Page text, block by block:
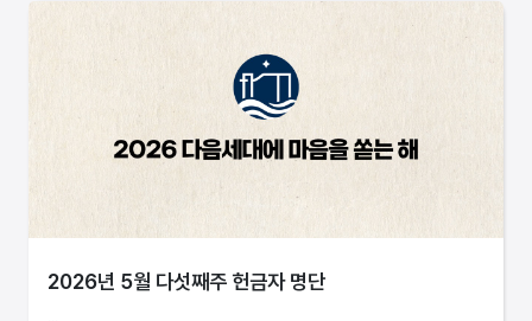
2026년 5월 다섯째주 헌금자 명단